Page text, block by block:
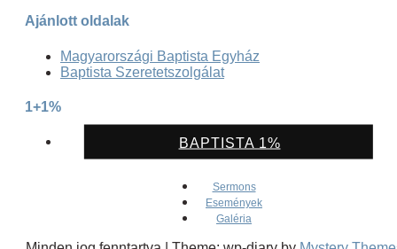
Ajánlott oldalak
Magyarországi Baptista Egyház
Baptista Szeretetszolgálat
1+1%
BAPTISTA 1%
Sermons
Események
Galéria